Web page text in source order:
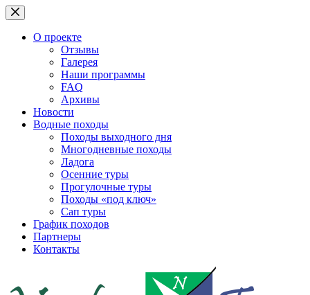
Перейти
к
сути
О проекте
Отзывы
Галерея
Наши программы
FAQ
Архивы
Новости
Водные походы
Походы выходного дня
Многодневные походы
Ладога
Осенние туры
Прогулочные туры
Походы «под ключ»
Сап туры
График походов
Партнеры
Контакты